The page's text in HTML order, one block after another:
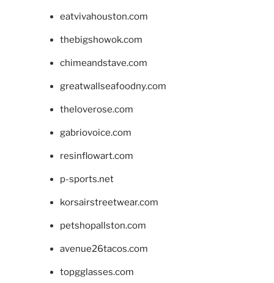
eatvivahouston.com
thebigshowok.com
chimeandstave.com
greatwallseafoodny.com
theloverose.com
gabriovoice.com
resinflowart.com
p-sports.net
korsairstreetwear.com
petshopallston.com
avenue26tacos.com
topgglasses.com